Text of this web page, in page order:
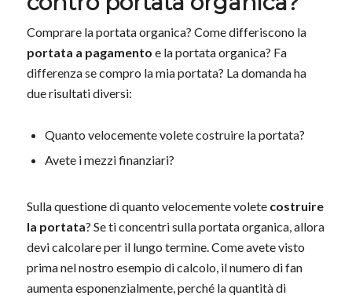
Comprare la portata organica? Come differiscono la
portata a pagamento e la portata organica? Fa
differenza se compro la mia portata? La domanda ha
due risultati diversi:
Quanto velocemente volete costruire la portata?
Avete i mezzi finanziari?
Sulla questione di quanto velocemente volete costruire
la portata? Se ti concentri sulla portata organica, allora
devi calcolare per il lungo termine. Come avete visto
prima nel nostro esempio di calcolo, il numero di fan
aumenta esponenzialmente, perché la quantità di